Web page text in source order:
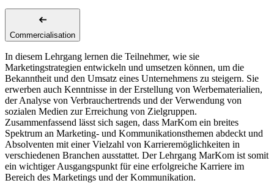
Commercialisation
In diesem Lehrgang lernen die Teilnehmer, wie sie
Marketingstrategien entwickeln und umsetzen können, um die
Bekanntheit und den Umsatz eines Unternehmens zu steigern. Sie
erwerben auch Kenntnisse in der Erstellung von Werbematerialien,
der Analyse von Verbrauchertrends und der Verwendung von
sozialen Medien zur Erreichung von Zielgruppen.
Zusammenfassend lässt sich sagen, dass MarKom ein breites
Spektrum an Marketing- und Kommunikationsthemen abdeckt und
Absolventen mit einer Vielzahl von Karrieremöglichkeiten in
verschiedenen Branchen ausstattet. Der Lehrgang MarKom ist somit
ein wichtiger Ausgangspunkt für eine erfolgreiche Karriere im
Bereich des Marketings und der Kommunikation.